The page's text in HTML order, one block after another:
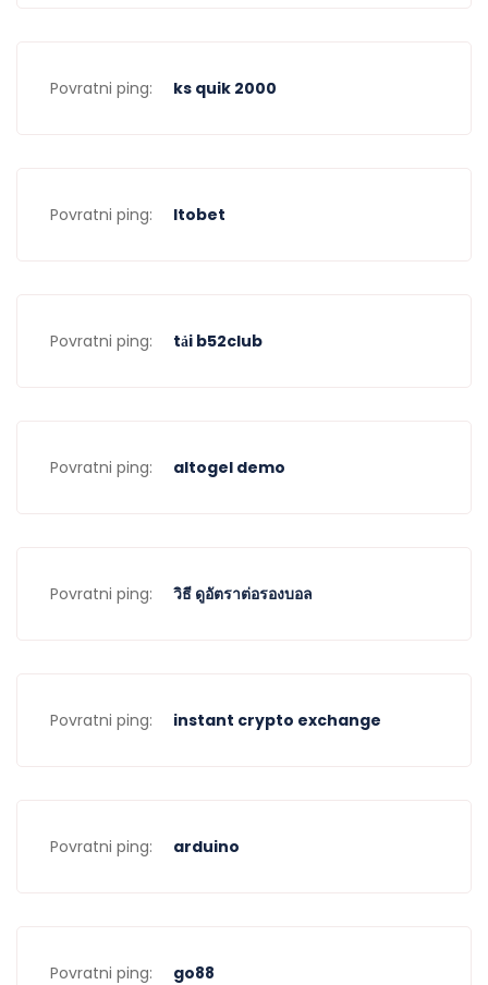
Povratni ping: ks quik 2000
Povratni ping: ltobet
Povratni ping: tải b52club
Povratni ping: altogel demo
Povratni ping: วิธี ดูอัตราต่อรองบอล
Povratni ping: instant crypto exchange
Povratni ping: arduino
Povratni ping: go88